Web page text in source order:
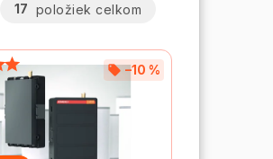
17 položiek celkom
–10 %